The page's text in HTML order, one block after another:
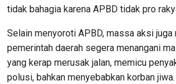
tidak bahagia karena APBD tidak pro
Selain menyoroti APBD, massa aksi juga
pemerintah daerah segera menangani
yang kerap merusak jalan, memicu
polusi, bahkan menyebabkan korban jiwa.